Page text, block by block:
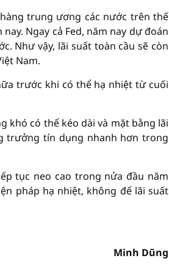
trung ương các nước trên thế
Ngay cả Fed, năm nay dự đoán
Như vậy, lãi suất toàn cầu sẽ còn
Nam.
trước khi có thể hạ nhiệt từ cuối
khó có thể kéo dài và mặt bằng lãi
trưởng tín dụng nhanh hơn trong
tục neo cao trong nửa đầu năm
pháp hạ nhiệt, không để lãi suất
Minh Dũng